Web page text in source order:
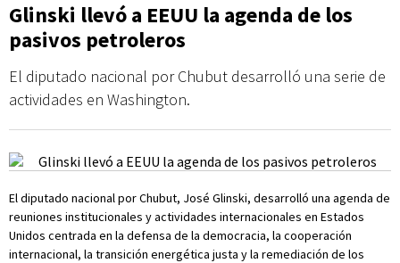
Glinski llevó a EEUU la agenda de los
pasivos petroleros
El diputado nacional por Chubut desarrolló una serie de
actividades en Washington.
El diputado nacional por Chubut, José Glinski, desarrolló una agenda de
reuniones institucionales y actividades internacionales en Estados
Unidos centrada en la defensa de la democracia, la cooperación
internacional, la transición energética justa y la remediación de los